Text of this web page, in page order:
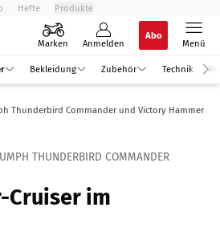
Hefte Produkte
Marken Anmelden
Abo
Menü
Bekleidung Zubehör Technik
Thunderbird Commander und Victory Hammer S
THUNDERBIRD COMMANDER
Cruiser im